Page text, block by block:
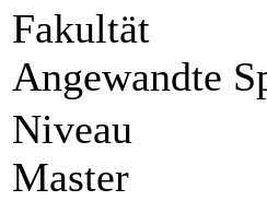
Fakultät
Angewandte
Niveau
Master